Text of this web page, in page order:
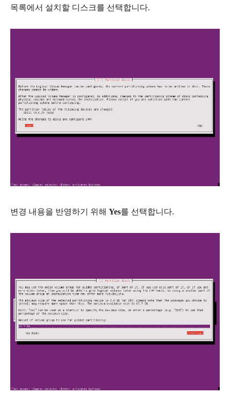
목록에서 설치할 디스크를 선택합니다.
변경 내용을 반영하기 위해 Yes를 선택합니다.